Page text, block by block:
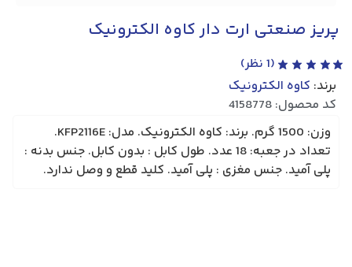
پریز صنعتی ارت دار کاوه الکترونیک
(
1 نظر)
برند: کاوه الکترونیک
کد محصول: 4158778
وزن: 1500 گرم. برند: کاوه الکترونیک. مدل: KFP2116E.
تعداد در جعبه: 18 عدد. طول کابل : بدون کابل. جنس بدنه :
پلی آمید. جنس مغزی : پلی آمید. کلید قطع و وصل ندارد.